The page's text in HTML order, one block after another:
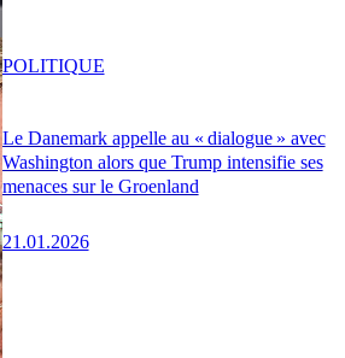
Le Danemark appelle au « dialogue » avec
Washington alors que Trump intensifie ses
menaces sur le Groenland
21.01.2026
POLITIQUE